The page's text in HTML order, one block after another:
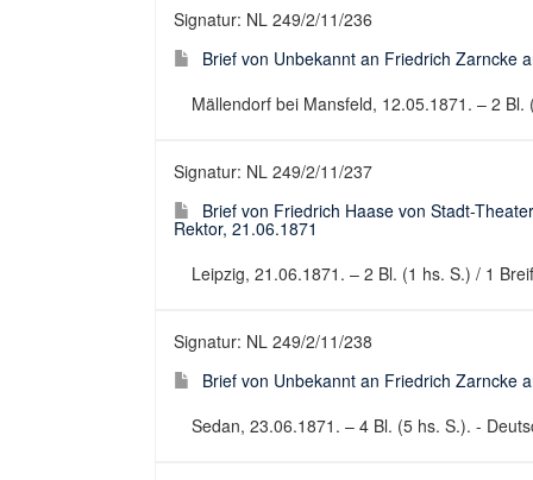
Signatur: NL 249/2/11/236
Brief von Unbekannt an Friedrich Zarncke
Mällendorf bei Mansfeld, 12.05.1871. – 2
Signatur: NL 249/2/11/237
Brief von Friedrich Haase von Stadt-
Rektor, 21.06.1871
Leipzig, 21.06.1871. – 2 Bl. (1 hs. S.) / 1
Signatur: NL 249/2/11/238
Brief von Unbekannt an Friedrich Zarncke
Sedan, 23.06.1871. – 4 Bl. (5 hs. S.). -